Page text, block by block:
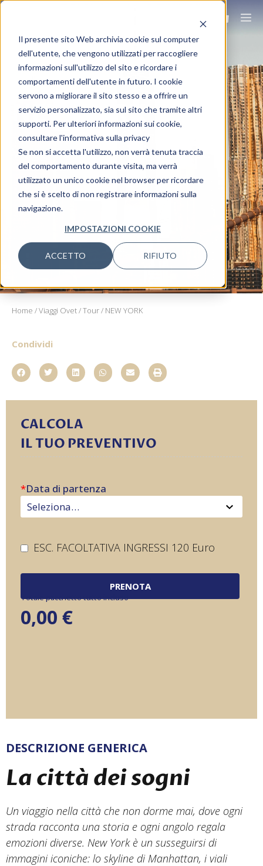
Il presente sito Web archivia cookie sul computer
dell'utente, che vengono utilizzati per raccogliere
informazioni sull'utilizzo del sito e ricordare i
comportamenti dell'utente in futuro. I cookie
servono a migliorare il sito stesso e a offrire un
servizio personalizzato, sia sul sito che tramite altri
supporti. Per ulteriori informazioni sui cookie,
consultare l'informativa sulla privacy
Se non si accetta l'utilizzo, non verrà tenuta traccia
del comportamento durante visita, ma verrà
utilizzato un unico cookie nel browser per ricordare
che si è scelto di non registrare informazioni sulla
navigazione.
IMPOSTAZIONI COOKIE
ACCETTO RIFIUTO
NEW YORK
Viaggia ovunque, viaggia Ovet.
Home /Viaggi Ovet/Tour/ NEW YORK
Condividi
DESCRIZIONE GENERICA
La città dei sogni
Un viaggio nella città che non dorme mai, dove ogni
strada racconta una storia e ogni angolo regala
emozioni diverse. New York è un susseguirsi di
immagini iconiche: lo skyline di Manhattan, i viali
CALCOLA
IL TUO PREVENTIVO
*Data di partenza
ESC. FACOLTATIVA INGRESSI 120 Euro
PRENOTA
Totale pacchetto tutto incluso
0,00 €